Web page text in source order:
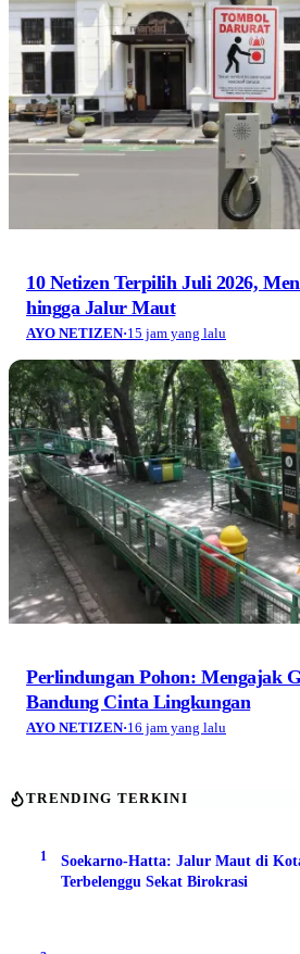
10 Netizen Terpilih Juli 2026,
hingga Jalur Maut
AYO NETIZEN·15 jam yang lalu
Perlindungan Pohon: Mengajak
Bandung Cinta Lingkungan
AYO NETIZEN·16 jam yang lalu
TRENDING TERKINI
1
Soekarno-Hatta: Jalur Maut di
Terbelenggu Sekat Birokrasi